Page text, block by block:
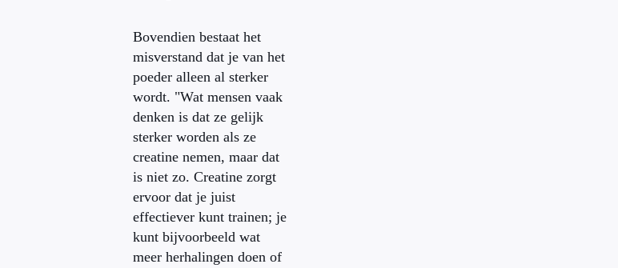
Bovendien bestaat het
misverstand dat je van het
poeder alleen al sterker
wordt. "Wat mensen vaak
denken is dat ze gelijk
sterker worden als ze
creatine nemen, maar dat
is niet zo. Creatine zorgt
ervoor dat je juist
effectiever kunt trainen; je
kunt bijvoorbeeld wat
meer herhalingen doen of